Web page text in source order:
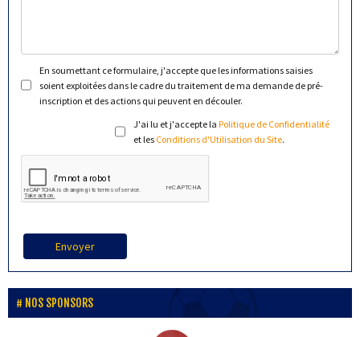
En soumettant ce formulaire, j'accepte que les informations saisies
soient exploitées dans le cadre du traitement de ma demande de pré-
inscription et des actions qui peuvent en découler.
J'ai lu et j'accepte la Politique de Confidentialité
et les Conditions d'Utilisation du Site.
Envoyer
NOS SPONSORS